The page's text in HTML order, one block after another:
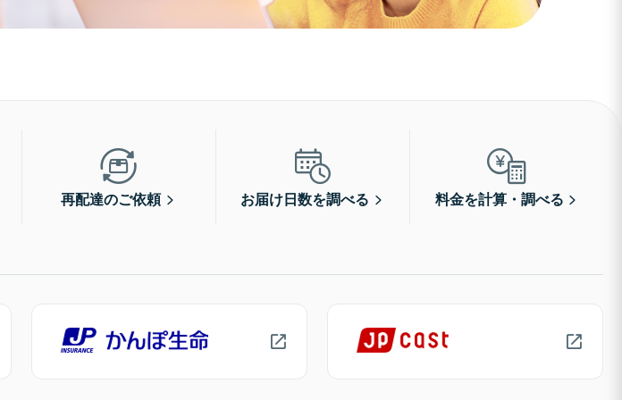
再配達のご依頼 お届け日数を調べる 料金を計算・調べる